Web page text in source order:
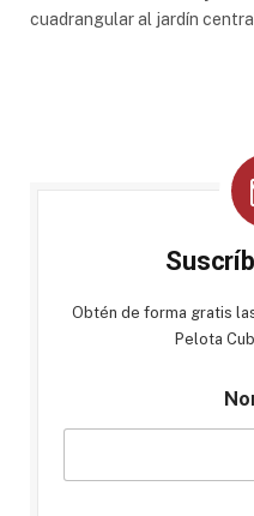
cuadrangular al jardín
Obtén de forma gratis
Pelota